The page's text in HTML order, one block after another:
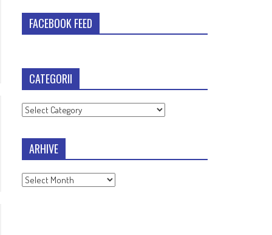
FACEBOOK FEED
CATEGORII
Categorii
ARHIVE
Arhive